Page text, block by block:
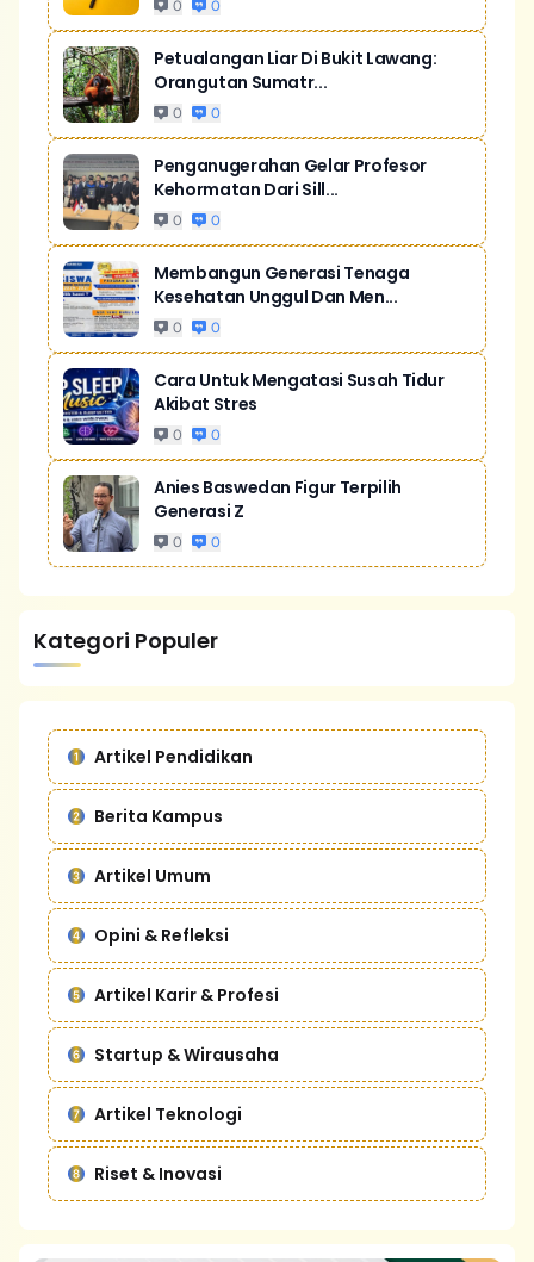
0 0
Petualangan Liar Di Bukit Lawang:
Orangutan Sumatr...
0 0
Penganugerahan Gelar Profesor
Kehormatan Dari Sill...
0 0
Membangun Generasi Tenaga
Kesehatan Unggul Dan Men...
0 0
Cara Untuk Mengatasi Susah Tidur
Akibat Stres
0 0
Anies Baswedan Figur Terpilih
Generasi Z
0 0
Kategori Populer
Artikel Pendidikan
Berita Kampus
Artikel Umum
Opini & Refleksi
Artikel Karir & Profesi
Startup & Wirausaha
Artikel Teknologi
Riset & Inovasi